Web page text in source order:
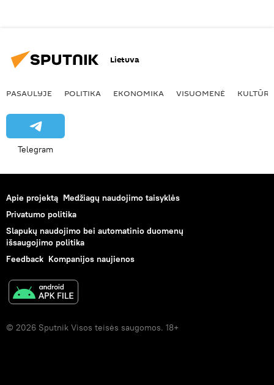
Lietuva
PASAULYJE POLITIKA EKONOMIKA VISUOMENĖ KULTŪRA
Telegram
Apie projektą Medžiagų naudojimo taisyklės
Privatumo politika
Slapukų naudojimo bei automatinio duomenų
išsaugojimo politika
Feedback Kompanijos naujienos
© 2026 Sputnik Visos teisės saugomos. 18+